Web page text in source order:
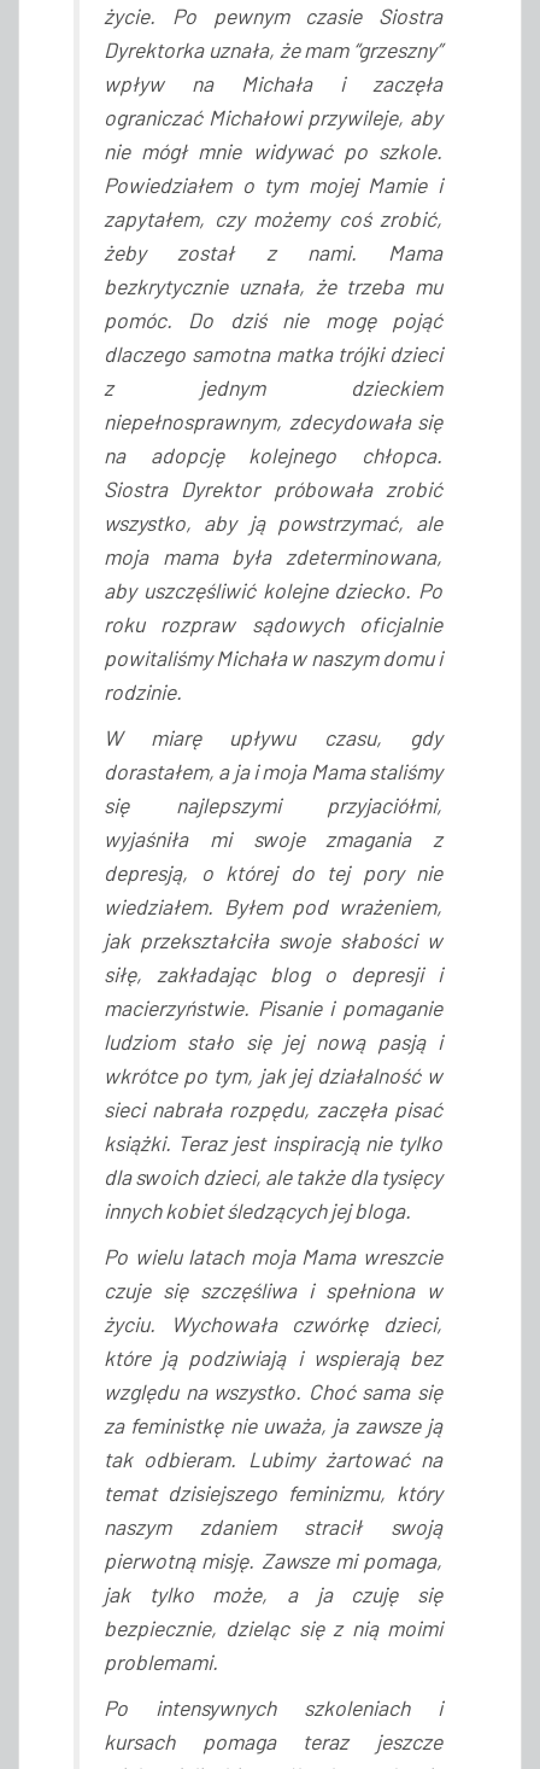
życie. Po pewnym czasie Siostra
Dyrektorka uznała, że mam “grzeszny”
wpływ na Michała i zaczęła
ograniczać Michałowi przywileje, aby
nie mógł mnie widywać po szkole.
Powiedziałem o tym mojej Mamie i
zapytałem, czy możemy coś zrobić,
żeby został z nami. Mama
bezkrytycznie uznała, że trzeba mu
pomóc. Do dziś nie mogę pojąć
dlaczego samotna matka trójki dzieci
z jednym dzieckiem
niepełnosprawnym, zdecydowała się
na adopcję kolejnego chłopca.
Siostra Dyrektor próbowała zrobić
wszystko, aby ją powstrzymać, ale
moja mama była zdeterminowana,
aby uszczęśliwić kolejne dziecko. Po
roku rozpraw sądowych oficjalnie
powitaliśmy Michała w naszym domu i
rodzinie.
W miarę upływu czasu, gdy
dorastałem, a ja i moja Mama staliśmy
się najlepszymi przyjaciółmi,
wyjaśniła mi swoje zmagania z
depresją, o której do tej pory nie
wiedziałem. Byłem pod wrażeniem,
jak przekształciła swoje słabości w
siłę, zakładając blog o depresji i
macierzyństwie. Pisanie i pomaganie
ludziom stało się jej nową pasją i
wkrótce po tym, jak jej działalność w
sieci nabrała rozpędu, zaczęła pisać
książki. Teraz jest inspiracją nie tylko
dla swoich dzieci, ale także dla tysięcy
innych kobiet śledzących jej bloga.
Po wielu latach moja Mama wreszcie
czuje się szczęśliwa i spełniona w
życiu. Wychowała czwórkę dzieci,
które ją podziwiają i wspierają bez
względu na wszystko. Choć sama się
za feministkę nie uważa, ja zawsze ją
tak odbieram. Lubimy żartować na
temat dzisiejszego feminizmu, który
naszym zdaniem stracił swoją
pierwotną misję. Zawsze mi pomaga,
jak tylko może, a ja czuję się
bezpiecznie, dzieląc się z nią moimi
problemami.
Po intensywnych szkoleniach i
kursach pomaga teraz jeszcze